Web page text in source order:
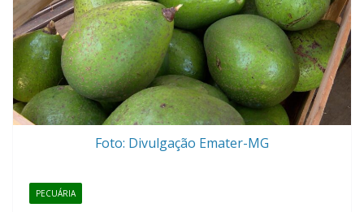
Foto: Divulgação Emater-MG
PECUÁRIA